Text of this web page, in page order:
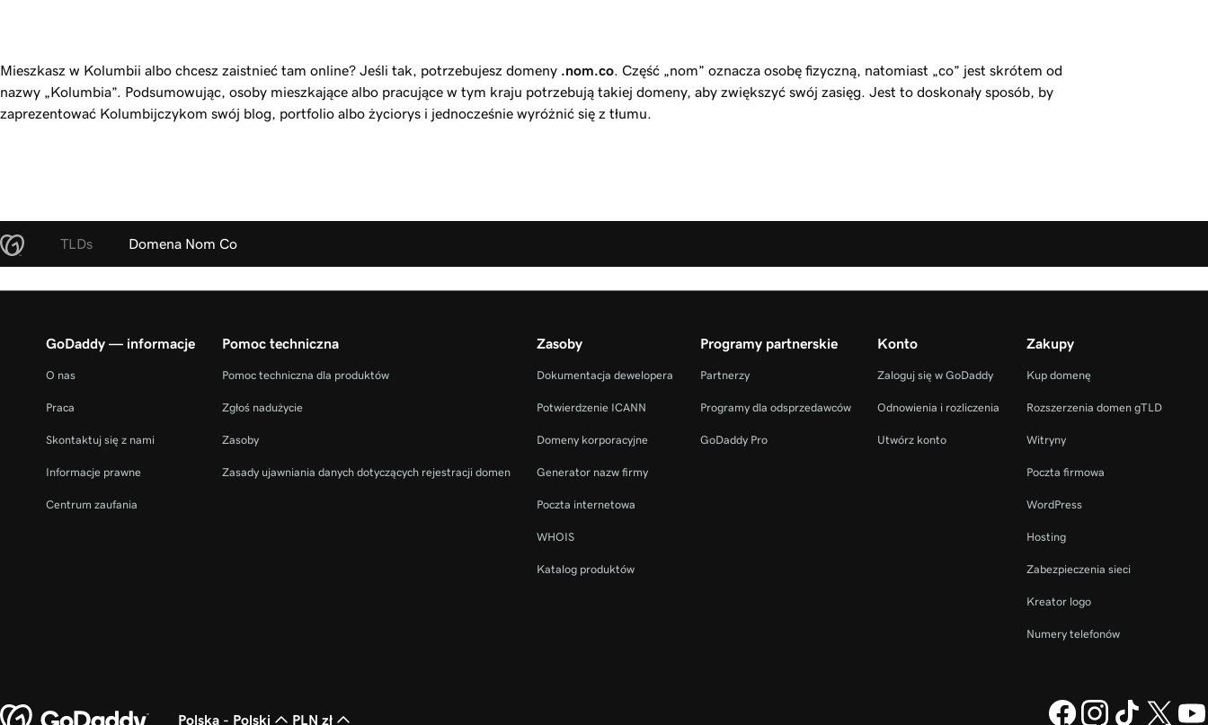
Mieszkasz w Kolumbii albo chcesz zaistnieć tam online? Jeśli tak, potrzebujesz domeny .nom.co. Część „nom” oznacza osobę fizyczną, natomiast „co” jest skrótem od
nazwy „Kolumbia”. Podsumowując, osoby mieszkające albo pracujące w tym kraju potrzebują takiej domeny, aby zwiększyć swój zasięg. Jest to doskonały sposób, by
zaprezentować Kolumbijczykom swój blog, portfolio albo życiorys i jednocześnie wyróżnić się z tłumu.
TLDs Domena Nom Co
GoDaddy — informacje
O nas
Praca
Skontaktuj się z nami
Informacje prawne
Centrum zaufania
Pomoc techniczna
Pomoc techniczna dla produktów
Zgłoś nadużycie
Zasoby
Zasady ujawniania danych dotyczących rejestracji domen
Zasoby
Dokumentacja dewelopera
Potwierdzenie ICANN
Domeny korporacyjne
Generator nazw firmy
Poczta internetowa
WHOIS
Katalog produktów
Programy partnerskie
Partnerzy
Programy dla odsprzedawców
GoDaddy Pro
Konto
Zaloguj się w GoDaddy
Odnowienia i rozliczenia
Utwórz konto
Zakupy
Kup domenę
Rozszerzenia domen gTLD
Witryny
Poczta firmowa
WordPress
Hosting
Zabezpieczenia sieci
Kreator logo
Numery telefonów
Polska - Polski PLN zł